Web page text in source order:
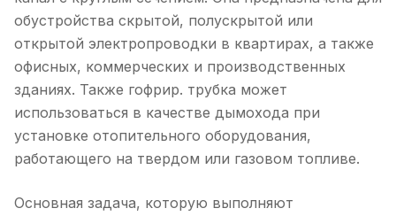
обустройства скрытой, полускрытой или
открытой электропроводки в квартирах, а также
офисных, коммерческих и производственных
зданиях. Также гофрир. трубка может
использоваться в качестве дымохода при
установке отопительного оборудования,
работающего на твердом или газовом топливе.
Основная задача, которую выполняют